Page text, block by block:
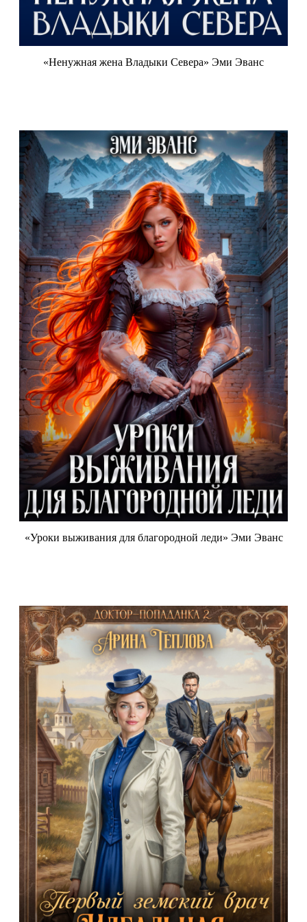
«Ненужная жена Владыки Севера» Эми Эванс
«Уроки выживания для благородной леди» Эми Эванс